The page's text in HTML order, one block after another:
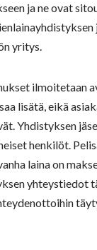
ja ne ovat
yritys.
ilmoitetaan
lisätä, eikä
Yhdistyksen
henkilöt.
laina on
yhteystiedot